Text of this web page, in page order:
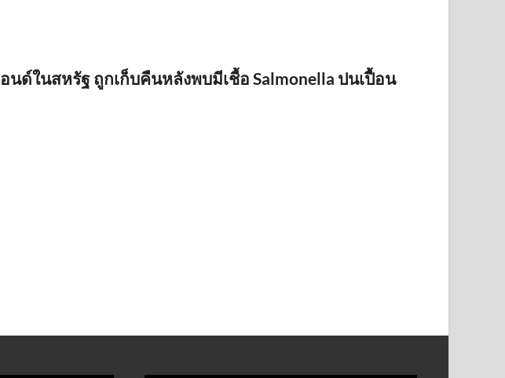
นด์ในสหรัฐ ถูกเก็บคืนหลังพบมีเชื้อ Salmonella ปนเปื้อน